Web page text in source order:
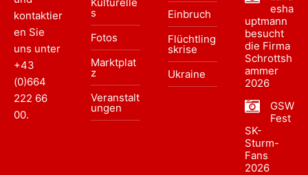
kontaktier
en Sie
uns unter
+43
(0)664
222 66
00.
s
Fotos
Marktplat
z
Veranstalt
ungen
Einbruch
Flüchtling
skrise
Ukraine
esha
uptmann
besucht
die Firma
Schrottsh
ammer
2026
GSW
Fest
SK-
Sturm-
Fans
2026